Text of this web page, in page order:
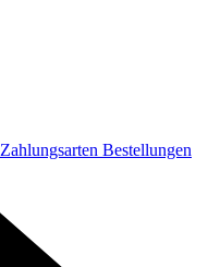
Zahlungsarten Bestellungen